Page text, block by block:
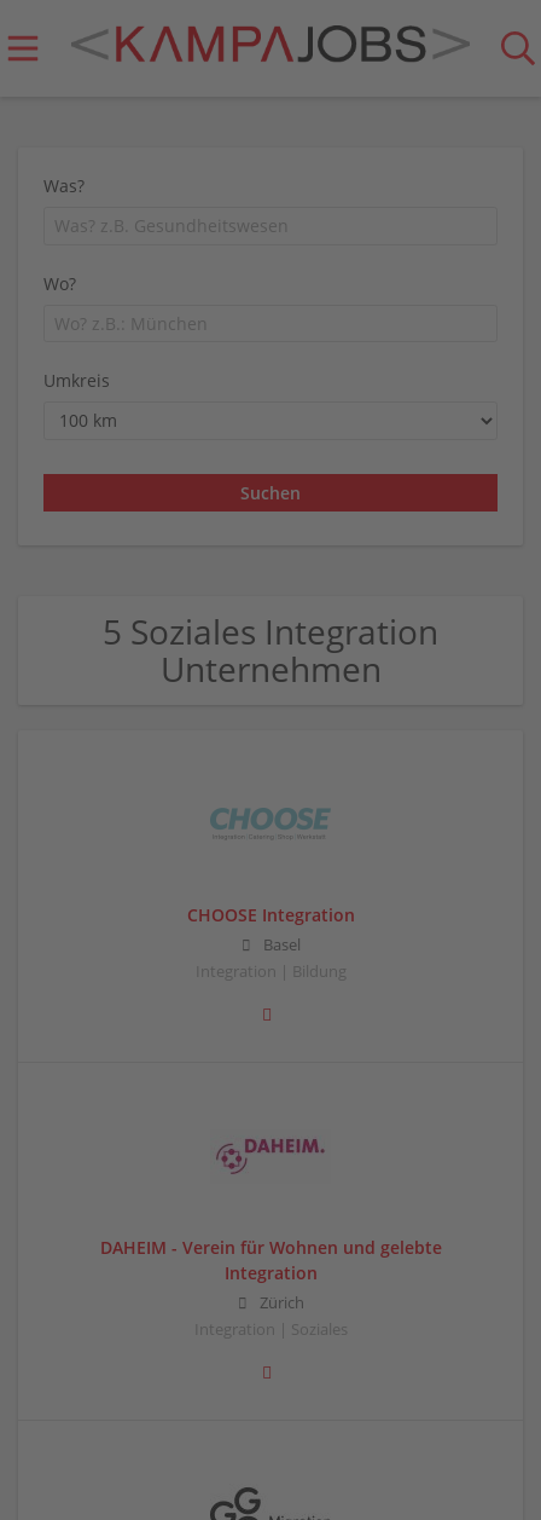
Was?
Wo?
Umkreis
5 Soziales Integration
Unternehmen
CHOOSE Integration
Basel
Integration | Bildung
DAHEIM - Verein für Wohnen und gelebte
Integration
Zürich
Integration | Soziales